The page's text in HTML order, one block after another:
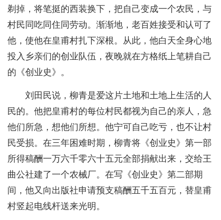
剃掉，将笔挺的西装换下，把自己变成一个农民，与
村民同吃同住同劳动。渐渐地，老百姓接受和认可了
他，使他在皇甫村扎下深根。从此，他白天全身心地
投入乡亲们的创业队伍，夜晚就在方格纸上笔耕自己
的《创业史》。
刘田民说，柳青是爱这片土地和土地上生活的人
民的。他把皇甫村的每位村民都视为自己的亲人，急
他们所急，想他们所想。他宁可自己吃亏，也不让村
民受损。在三年困难时期，柳青将《创业史》第一部
所得稿酬一万六千零六十五元全部捐献出来，交给王
曲公社建了一个农械厂。在写《创业史》第二部期
间，他又向出版社申请预支稿酬五千五百元，替皇甫
村竖起电线杆送来光明。